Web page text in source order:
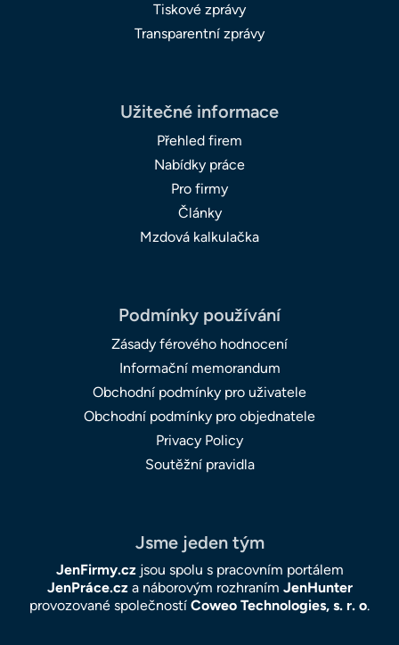
Tiskové zprávy
Transparentní zprávy
Užitečné informace
Přehled firem
Nabídky práce
Pro firmy
Články
Mzdová kalkulačka
Podmínky používání
Zásady férového hodnocení
Informační memorandum
Obchodní podmínky pro uživatele
Obchodní podmínky pro objednatele
Privacy Policy
Soutěžní pravidla
Jsme jeden tým
JenFirmy.czjsou spolu s pracovním portálem
JenPráce.cza náborovým rozhraním JenHunter
provozované společností Coweo Technologies, s. r. o.